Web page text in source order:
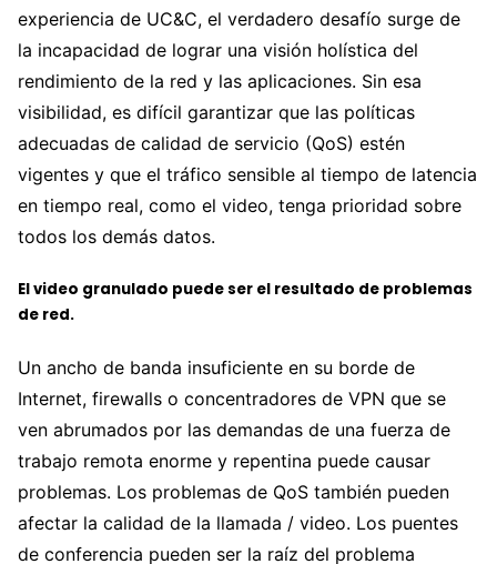
experiencia de UC&C, el verdadero desafío surge de
la incapacidad de lograr una visión holística del
rendimiento de la red y las aplicaciones. Sin esa
visibilidad, es difícil garantizar que las políticas
adecuadas de calidad de servicio (QoS) estén
vigentes y que el tráfico sensible al tiempo de latencia
en tiempo real, como el video, tenga prioridad sobre
todos los demás datos.
El video granulado puede ser el resultado de problemas
de red.
Un ancho de banda insuficiente en su borde de
Internet, firewalls o concentradores de VPN que se
ven abrumados por las demandas de una fuerza de
trabajo remota enorme y repentina puede causar
problemas. Los problemas de QoS también pueden
afectar la calidad de la llamada / video. Los puentes
de conferencia pueden ser la raíz del problema